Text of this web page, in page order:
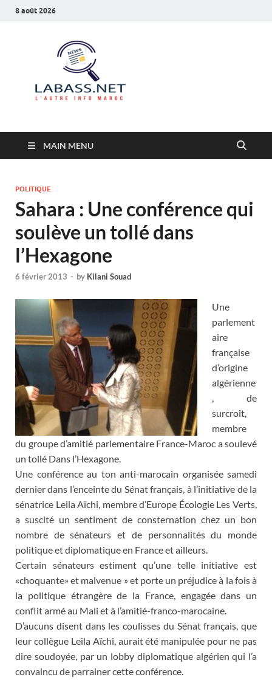
8 août 2026
MAIN MENU
POLITIQUE
Sahara : Une conférence qui
soulève un tollé dans
l’Hexagone
6 février 2013 - by Kilani Souad
Une
parlement
aire
française
d’origine
algérienne
, de
surcroît,
membre
du groupe d’amitié parlementaire France-Maroc a soulevé
un tollé Dans l’Hexagone.
Une conférence au ton anti-marocain organisée samedi
dernier dans l’enceinte du Sénat français, à l’initiative de la
sénatrice Leila Aïchi, membre d’Europe Écologie Les Verts,
a suscité un sentiment de consternation chez un bon
nombre de sénateurs et de personnalités du monde
politique et diplomatique en France et ailleurs.
Certain sénateurs estiment qu’une telle initiative est
«choquante» et malvenue » et porte un préjudice à la fois à
la politique étrangère de la France, engagée dans un
conflit armé au Mali et à l’amitié-franco-marocaine.
D’aucuns disent dans les coulisses du Sénat français, que
leur collègue Leila Aïchi, aurait été manipulée pour ne pas
dire soudoyée, par un lobby diplomatique algérien qui l’a
convaincu de parrainer cette conférence.